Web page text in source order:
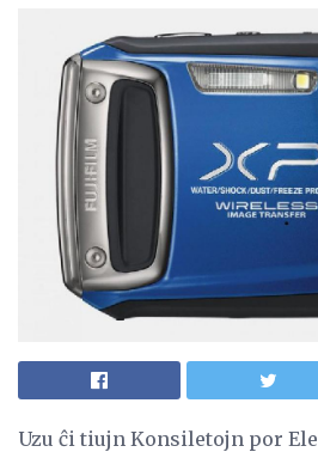
Uzu ĉi tiujn Konsiletojn por